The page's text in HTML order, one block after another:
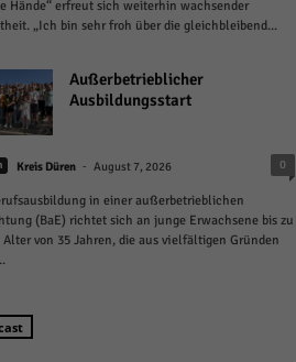
Hände“ erfreut sich weiterhin wachsender
„Ich bin sehr froh über die gleichbleibend...
Außerbetrieblicher
Ausbildungsstart
Kreis Düren - August 7, 2026 0
in einer außerbetrieblichen
(BaE) richtet sich an junge Erwachsene bis zu
von 35 Jahren, die aus vielfältigen Gründen
Statistiken